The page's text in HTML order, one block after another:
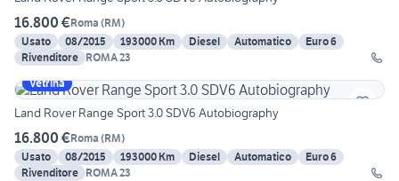
16.800 €Roma (RM)
Usato
08/2015 193000 Km Diesel Automatico
Euro 6
Rivenditore ROMA 23
Vetrina
Land Rover Range Sport 3.0 SDV6 Autobiography
16.800 €Roma (RM)
Usato
08/2015 193000 Km Diesel Automatico
Euro 6
Rivenditore ROMA 23